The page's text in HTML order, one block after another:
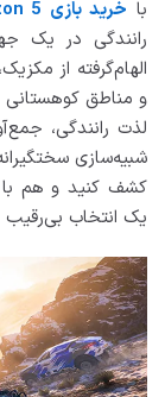
با خرید بازی Forza Horizon 5 برای کامپیوتر
رانندگی در یک
الهام‌گرفته از
و مناطق کوهستانی
لذت رانندگی،
شبیه‌سازی
یک انتخاب